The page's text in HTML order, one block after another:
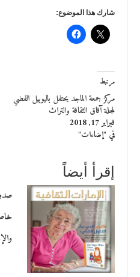
شارك هذا الموضوع:
مرتبط
مركز جمعة الماجد يحتفل باليوبيل الفضي
لمجلة آفاق الثقافة والتراث
فبراير 17, 2018
في "إضاءات"
إقرأ أيضاً
صدور